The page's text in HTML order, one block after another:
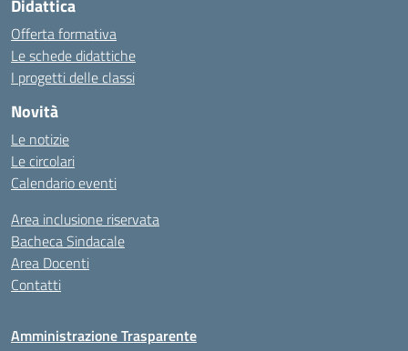
Didattica
Offerta formativa
Le schede didattiche
I progetti delle classi
Novità
Le notizie
Le circolari
Calendario eventi
Area inclusione riservata
Bacheca Sindacale
Area Docenti
Contatti
Amministrazione Trasparente